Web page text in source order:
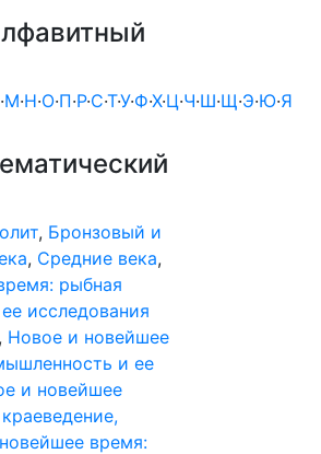
·М·Н·О·П·Р·С·Т·У·Ф·Х·Ц·Ч·Ш·Щ·Э·Ю·Я
, Бронзовый и
, Средние века,
рыбная
исследования
, Новое и новейшее
и ее
и новейшее
время: